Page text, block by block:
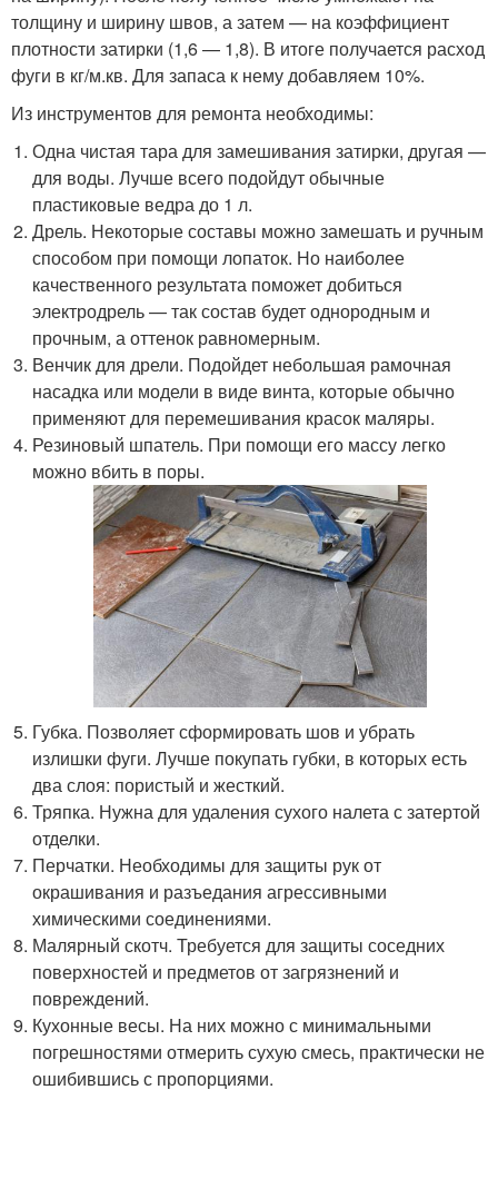
толщину и ширину швов, а затем — на коэффициент
плотности затирки (1,6 — 1,8). В итоге получается расход
фуги в кг/м.кв. Для запаса к нему добавляем 10%.
Из инструментов для ремонта необходимы:
Одна чистая тара для замешивания затирки, другая —
для воды. Лучше всего подойдут обычные
пластиковые ведра до 1 л.
Дрель. Некоторые составы можно замешать и ручным
способом при помощи лопаток. Но наиболее
качественного результата поможет добиться
электродрель — так состав будет однородным и
прочным, а оттенок равномерным.
Венчик для дрели. Подойдет небольшая рамочная
насадка или модели в виде винта, которые обычно
применяют для перемешивания красок маляры.
Резиновый шпатель. При помощи его массу легко
можно вбить в поры.
Губка. Позволяет сформировать шов и убрать
излишки фуги. Лучше покупать губки, в которых есть
два слоя: пористый и жесткий.
Тряпка. Нужна для удаления сухого налета с затертой
отделки.
Перчатки. Необходимы для защиты рук от
окрашивания и разъедания агрессивными
химическими соединениями.
Малярный скотч. Требуется для защиты соседних
поверхностей и предметов от загрязнений и
повреждений.
Кухонные весы. На них можно с минимальными
погрешностями отмерить сухую смесь, практически не
ошибившись с пропорциями.